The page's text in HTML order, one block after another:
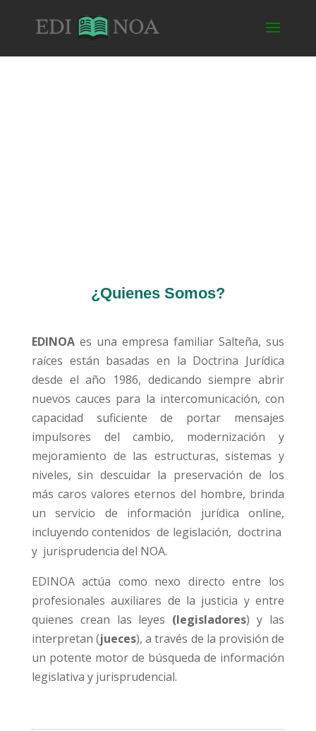
EDINOA - Ediciones
¿Quienes Somos?
EDINOA es una empresa familiar Salteña, sus
raíces están basadas en la Doctrina Jurídica
desde el año 1986, dedicando siempre abrir
nuevos cauces para la intercomunicación, con
capacidad suficiente de portar mensajes
impulsores del cambio, modernización y
mejoramiento de las estructuras, sistemas y
niveles, sin descuidar la preservación de los
más caros valores eternos del hombre, brinda
un servicio de información jurídica online,
incluyendo contenidos de legislación, doctrina
y jurisprudencia del NOA.
EDINOA actúa como nexo directo entre los
profesionales auxiliares de la justicia y entre
quienes crean las leyes (legisladores) y las
interpretan (jueces), a través de la provisión de
un potente motor de búsqueda de información
legislativa y jurisprudencial.